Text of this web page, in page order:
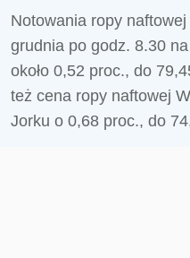
Notowania ropy
grudnia po godz. 8.30
około 0,52 proc., do
też cena ropy naftowej
Jorku o 0,68 proc., do